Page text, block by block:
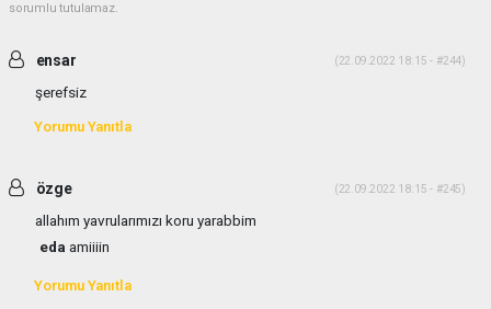
sorumlu tutulamaz.
ensar (22.09.2022 18:15 - #244)
şerefsiz
Yorumu Yanıtla
özge (22.09.2022 18:15 - #245)
allahım yavrularımızı koru yarabbim
eda amiiiin
Yorumu Yanıtla